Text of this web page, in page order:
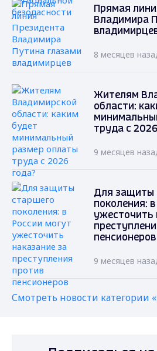
Прямая
Владимира
8 месяцев
Жителям
области:
труда с
9 месяцев
Для защиты
поколения:
ужесточить
пенсионеров
9 месяцев
Смотреть новости категории